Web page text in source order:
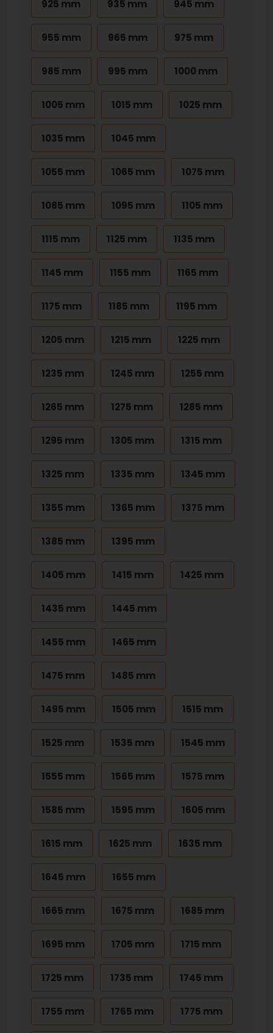
925 mm 935 mm 945 mm
955 mm 965 mm 975 mm
985 mm 995 mm 1000 mm
1005 mm 1015 mm 1025 mm
1035 mm 1045 mm
1055 mm 1065 mm 1075 mm
1085 mm 1095 mm 1105 mm
1115 mm 1125 mm 1135 mm
1145 mm 1155 mm 1165 mm
1175 mm 1185 mm 1195 mm
1205 mm 1215 mm 1225 mm
1235 mm 1245 mm 1255 mm
1265 mm 1275 mm 1285 mm
1295 mm 1305 mm 1315 mm
1325 mm 1335 mm 1345 mm
1355 mm 1365 mm 1375 mm
1385 mm 1395 mm
1405 mm 1415 mm 1425 mm
1435 mm 1445 mm
1455 mm 1465 mm
1475 mm 1485 mm
1495 mm 1505 mm 1515 mm
1525 mm 1535 mm 1545 mm
1555 mm 1565 mm 1575 mm
1585 mm 1595 mm 1605 mm
1615 mm 1625 mm 1635 mm
1645 mm 1655 mm
1665 mm 1675 mm 1685 mm
1695 mm 1705 mm 1715 mm
1725 mm 1735 mm 1745 mm
1755 mm 1765 mm 1775 mm